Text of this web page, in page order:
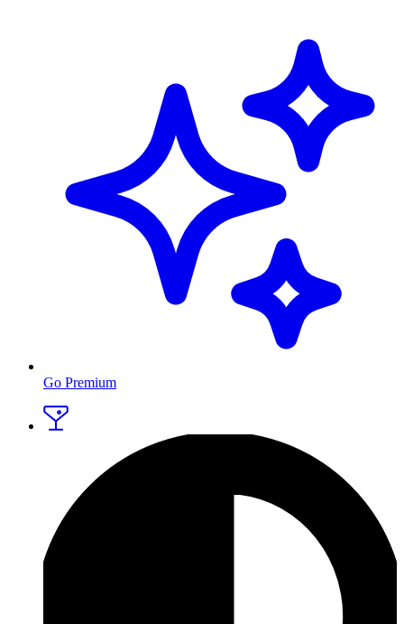
Go Premium